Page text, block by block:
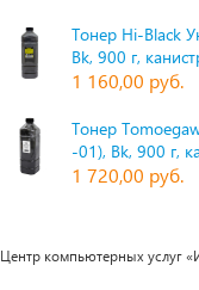
Тонер Hi-Black
Bk, 900 г,
1 160,00 руб.
Тонер
-01), Bk, 900 г,
1 720,00 руб.
Центр компьютерных услуг